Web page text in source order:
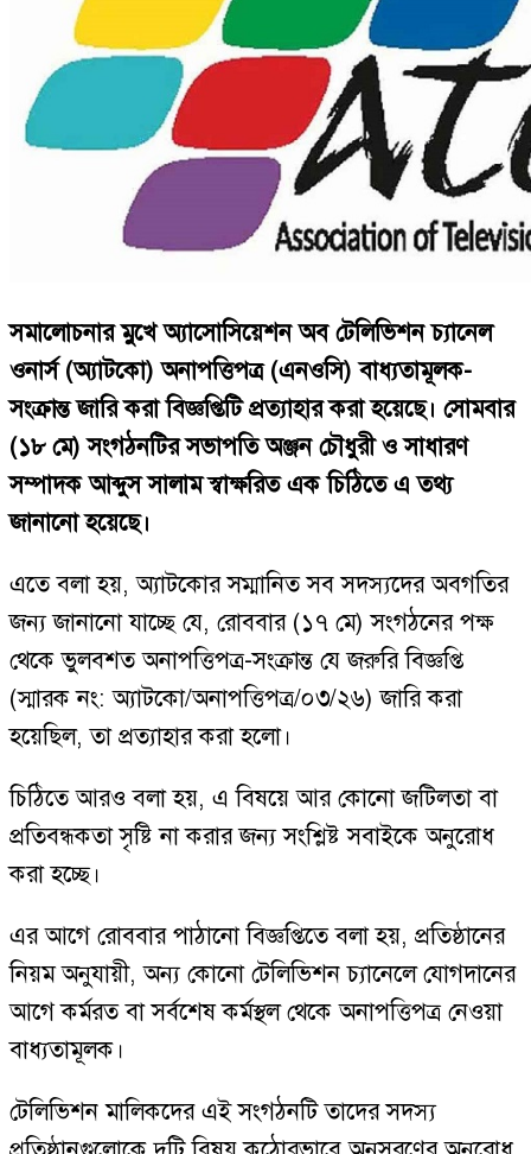
সমালোচনার মুখে অ্যাসোসিয়েশন অব টেলিভিশন চ্যানেল
ওনার্স (অ্যাটকো) অনাপত্তিপত্র (এনওসি) বাধ্যতামূলক-
সংক্রান্ত জারি করা বিজ্ঞপ্তিটি প্রত্যাহার করা হয়েছে। সোমবার
(১৮ মে) সংগঠনটির সভাপতি অঞ্জন চৌধুরী ও সাধারণ
সম্পাদক আব্দুস সালাম স্বাক্ষরিত এক চিঠিতে এ তথ্য
জানানো হয়েছে।
এতে বলা হয়, অ্যাটকোর সম্মানিত সব সদস্যদের অবগতির
জন্য জানানো যাচ্ছে যে, রোববার (১৭ মে) সংগঠনের পক্ষ
থেকে ভুলবশত অনাপত্তিপত্র-সংক্রান্ত যে জরুরি বিজ্ঞপ্তি
(স্মারক নং: অ্যাটকো/অনাপত্তিপত্র/০৩/২৬) জারি করা
হয়েছিল, তা প্রত্যাহার করা হলো।
চিঠিতে আরও বলা হয়, এ বিষয়ে আর কোনো জটিলতা বা
প্রতিবন্ধকতা সৃষ্টি না করার জন্য সংশ্লিষ্ট সবাইকে অনুরোধ
করা হচ্ছে।
এর আগে রোববার পাঠানো বিজ্ঞপ্তিতে বলা হয়, প্রতিষ্ঠানের
নিয়ম অনুযায়ী, অন্য কোনো টেলিভিশন চ্যানেলে যোগদানের
আগে কর্মরত বা সর্বশেষ কর্মস্থল থেকে অনাপত্তিপত্র নেওয়া
বাধ্যতামূলক।
টেলিভিশন মালিকদের এই সংগঠনটি তাদের সদস্য